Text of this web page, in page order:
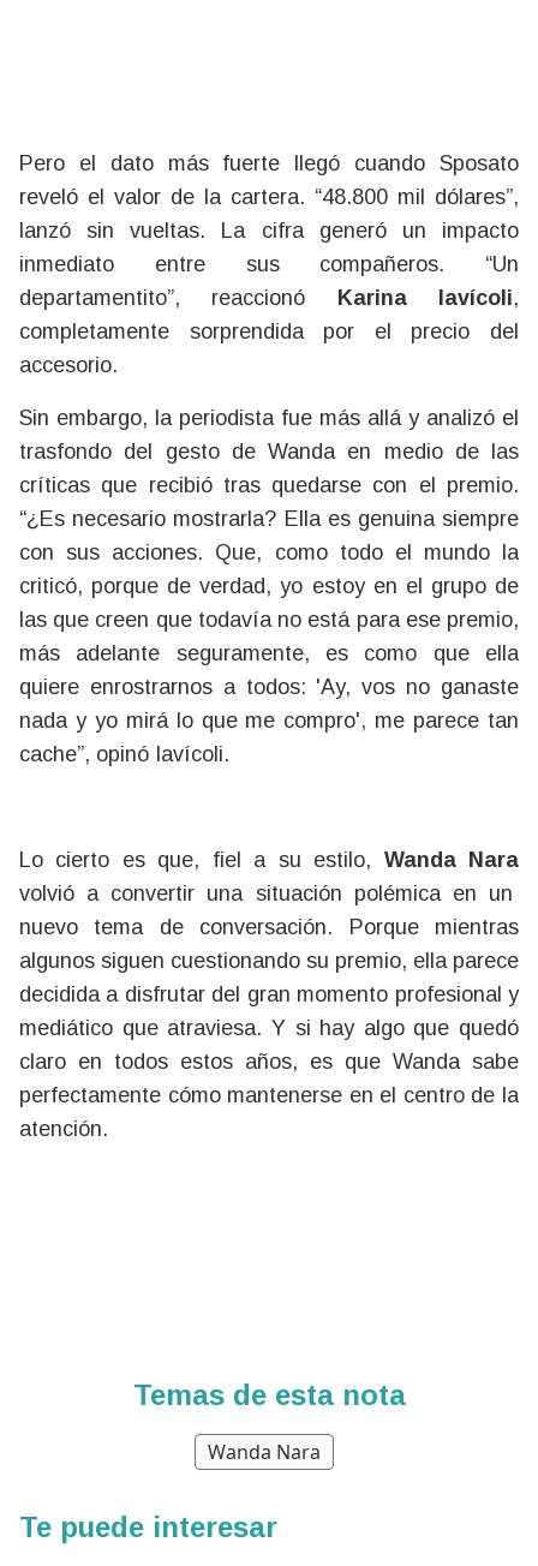
Pero el dato más fuerte llegó cuando Sposato
reveló el valor de la cartera. “48.800 mil dólares”,
lanzó sin vueltas. La cifra generó un impacto
inmediato entre sus compañeros. “Un
departamentito”, reaccionó Karina Iavícoli,
completamente sorprendida por el precio del
accesorio.
Sin embargo, la periodista fue más allá y analizó el
trasfondo del gesto de Wanda en medio de las
críticas que recibió tras quedarse con el premio.
“¿Es necesario mostrarla? Ella es genuina siempre
con sus acciones. Que, como todo el mundo la
criticó, porque de verdad, yo estoy en el grupo de
las que creen que todavía no está para ese premio,
más adelante seguramente, es como que ella
quiere enrostrarnos a todos: 'Ay, vos no ganaste
nada y yo mirá lo que me compro', me parece tan
cache”, opinó Iavícoli.
Lo cierto es que, fiel a su estilo, Wanda Nara
volvió a convertir una situación polémica en un
nuevo tema de conversación. Porque mientras
algunos siguen cuestionando su premio, ella parece
decidida a disfrutar del gran momento profesional y
mediático que atraviesa. Y si hay algo que quedó
claro en todos estos años, es que Wanda sabe
perfectamente cómo mantenerse en el centro de la
atención.
Temas de esta nota
Wanda Nara
Te puede interesar